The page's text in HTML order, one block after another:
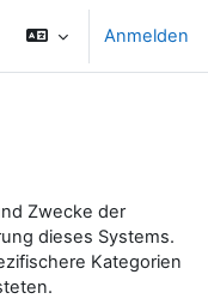
Anmelden
Zwecke der
dieses Systems.
Kategorien